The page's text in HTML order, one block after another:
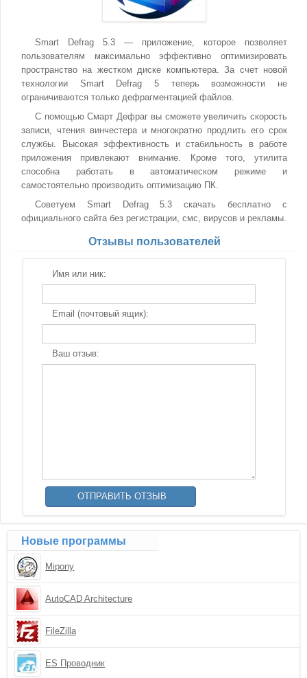
Smart Defrag 5.3 — приложение, которое позволяет
пользователям максимально эффективно оптимизировать
пространство на жестком диске компьютера. За счет новой
технологии Smart Defrag 5 теперь возможности не
ограничиваются только дефрагментацией файлов.
С помощью Смарт Дефраг вы сможете увеличить скорость
записи, чтения винчестера и многократно продлить его срок
службы. Высокая эффективность и стабильность в работе
приложения привлекают внимание. Кроме того, утилита
способна работать в автоматическом режиме и
самостоятельно производить оптимизацию ПК.
Советуем Smart Defrag 5.3 скачать бесплатно с
официального сайта без регистрации, смс, вирусов и рекламы.
Отзывы пользователей
Имя или ник:
Email (почтовый ящик):
Ваш отзыв:
Новые программы
Mipony
AutoCAD Architecture
FileZilla
ES Проводник